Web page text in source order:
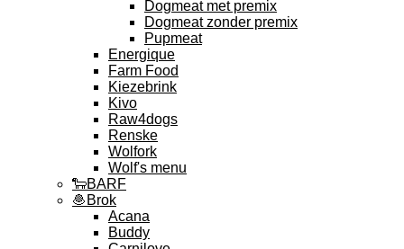
Dogmeat met premix
Dogmeat zonder premix
Pupmeat
Energique
Farm Food
Kiezebrink
Kivo
Raw4dogs
Renske
Wolfork
Wolf's menu
🐑BARF
🧆Brok
Acana
Buddy